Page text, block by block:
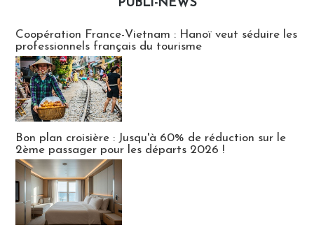
PUBLI-NEWS
Coopération France-Vietnam : Hanoï veut séduire les
professionnels français du tourisme
Bon plan croisière : Jusqu'à 60% de réduction sur le
2ème passager pour les départs 2026 !